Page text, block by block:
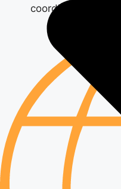
coordinadas